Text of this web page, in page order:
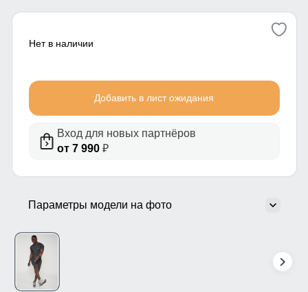
Нет в наличии
Добавить в лист ожидания
Вход для новых партнёров
от 7 990₽
Параметры модели на фото